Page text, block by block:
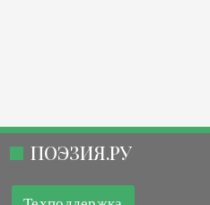
ПОЭЗИЯ.РУ